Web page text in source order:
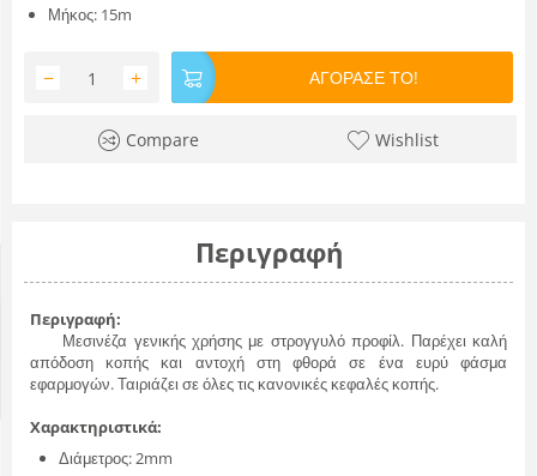
Μήκος: 15m
+
− ΑΓΟΡΑΣΕ ΤΟ!
Compare Wishlist
Περιγραφή
Περιγραφή:
Μεσινέζα γενικής χρήσης με στρογγυλό προφίλ. Παρέχει καλή
απόδοση κοπής και αντοχή στη φθορά σε ένα ευρύ φάσμα
εφαρμογών. Ταιριάζει σε όλες τις κανονικές κεφαλές κοπής.
Χαρακτηριστικά:
Διάμετρος: 2mm